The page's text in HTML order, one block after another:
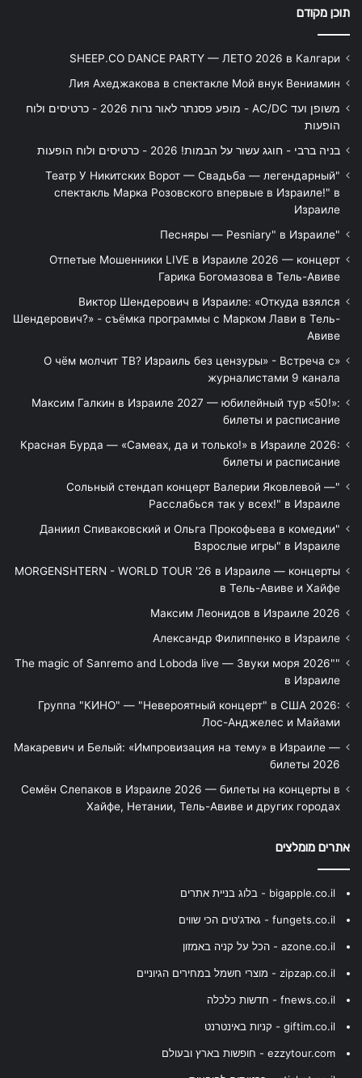
תוכן מקודם
SHEEP.CO DANCE PARTY — ЛЕТО 2026 в Калгари
Лия Ахеджакова в спектакле Мой внук Вениамин
משופן ועד AC/DC - מופע פסנתר לאור נרות 2026 - כרטיסים ולוח
הופעות
בניה ברבי - חוגג עשור על הבמות! 2026 - כרטיסים ולוח הופעות
"Театр У Никитских Ворот — Свадьба — легендарный
спектакль Марка Розовского впервые в Израиле!" в
Израиле
"Песняры — Pesniary" в Израиле
Отпетые Мошенники LIVE в Израиле 2026 — концерт
Гарика Богомазова в Тель-Авиве
Виктор Шендерович в Израиле: «Откуда взялся
Шендерович?» - съёмка программы с Марком Лави в Тель-
Авиве
«О чём молчит ТВ? Израиль без цензуры» - Встреча с
журналистами 9 канала
Максим Галкин в Израиле 2027 — юбилейный тур «50!»:
билеты и расписание
Красная Бурда — «Самеах, да и только!» в Израиле 2026:
билеты и расписание
"Сольный стендап концерт Валерии Яковлевой —
Расслабься так у всех!" в Израиле
"Даниил Спиваковский и Ольга Прокофьева в комедии
Взрослые игры" в Израиле
MORGENSHTERN - WORLD TOUR '26 в Израиле — концерты
в Тель-Авиве и Хайфе
Максим Леонидов в Израиле 2026
Александр Филиппенко в Израиле
"The magic of Sanremo and Loboda live — Звуки моря 2026"
в Израиле
Группа "КИНО" — "Невероятный концерт" в США 2026:
Лос-Анджелес и Майами
Макаревич и Белый: «Импровизация на тему» в Израиле —
билеты 2026
Семён Слепаков в Израиле 2026 — билеты на концерты в
Хайфе, Нетании, Тель-Авиве и других городах
אתרים מומלצים
bigapple.co.il - בלוג בניית אתרים
fungets.co.il - גאדג'טים הכי שווים
azone.co.il - הכל על קניה באמזון
zipzap.co.il - מוצרי חשמל במחירים הגיוניים
fnews.co.il - חדשות כלכלה
giftim.co.il - קניות באינטרנט
ezzytour.com - חופשות בארץ ובעולם